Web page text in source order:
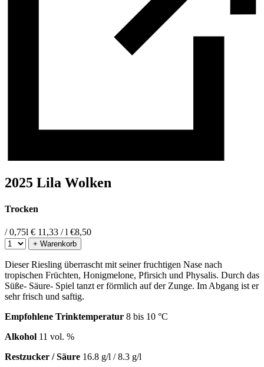
2025 Lila Wolken
Trocken
/ 0,75l € 11,33 / l €8,50
+ Warenkorb
Dieser Riesling überrascht mit seiner fruchtigen Nase nach
tropischen Früchten, Honigmelone, Pfirsich und Physalis. Durch das
Süße- Säure- Spiel tanzt er förmlich auf der Zunge. Im Abgang ist er
sehr frisch und saftig.
Empfohlene Trinktemperatur 8 bis 10 °C
Alkohol 11 vol. %
Restzucker / Säure 16.8 g/l / 8.3 g/l